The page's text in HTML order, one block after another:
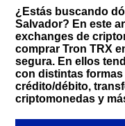
¿Estás buscando
Salvador? En este
exchanges de
comprar Tron TRX
segura. En ellos
con distintas
crédito/débito,
criptomonedas y